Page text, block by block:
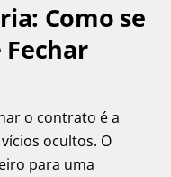
Como se
o contrato é a
ocultos. O
para uma